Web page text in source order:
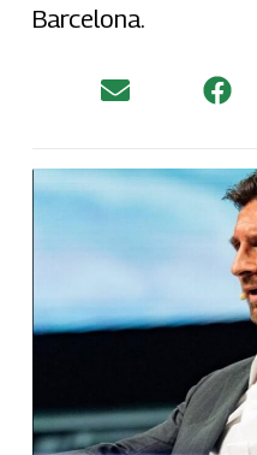
Barcelona.